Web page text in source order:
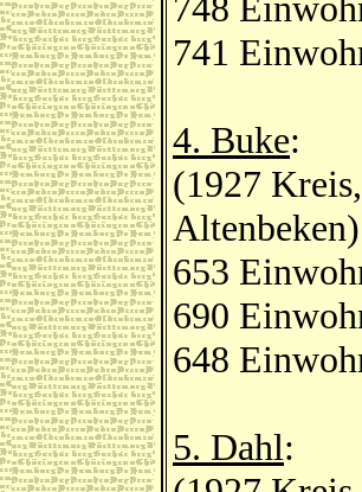
741
4. Buke:
(1927
Altenbeken)
653
690
648
5. Dahl: